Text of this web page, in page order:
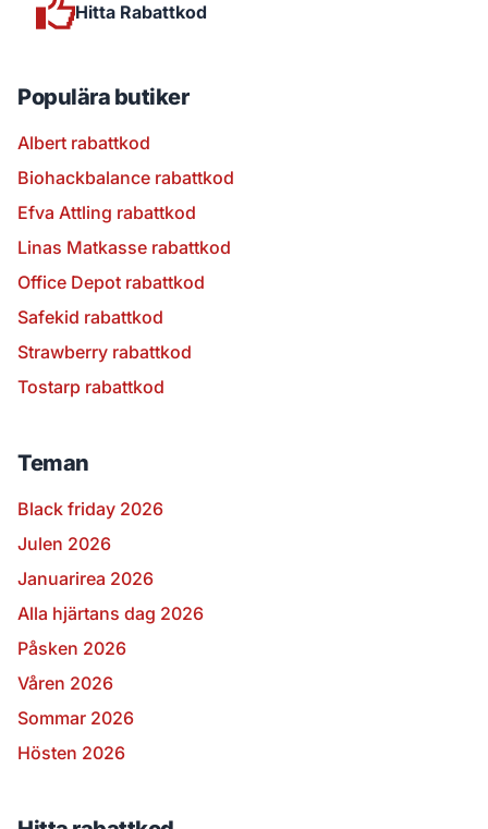
Hitta Rabattkod
Populära butiker
Albert rabattkod
Biohackbalance rabattkod
Efva Attling rabattkod
Linas Matkasse rabattkod
Office Depot rabattkod
Safekid rabattkod
Strawberry rabattkod
Tostarp rabattkod
Teman
Black friday 2026
Julen 2026
Januarirea 2026
Alla hjärtans dag 2026
Påsken 2026
Våren 2026
Sommar 2026
Hösten 2026